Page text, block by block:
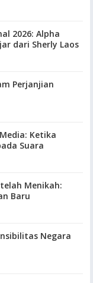
Alpha
dari Sherly Laos
Perjanjian
Ketika
Suara
Menikah:
Baru
Negara